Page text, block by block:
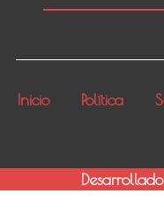
Inicio Política